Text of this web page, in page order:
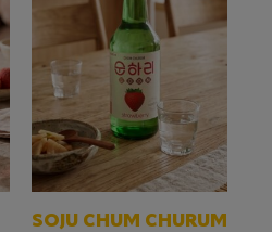
SOJU CHUM CHURUM